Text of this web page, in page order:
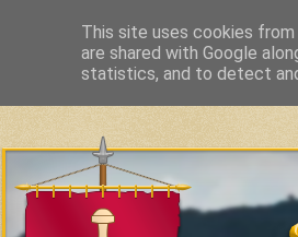
Slavic Hillforts and Fortified
This site uses cookies
are shared with Google
statistics, and to detect